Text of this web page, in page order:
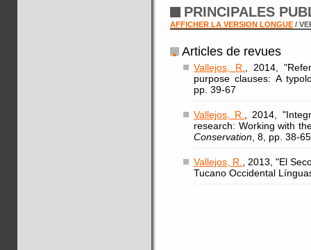
PRINCIPALES
AFFICHER LA VERSION LONGUE /
Articles de revues
Vallejos, R.
, 2014,
purpose clauses: A
pp. 39-67
Vallejos, R.
, 2014,
research: Working with
Conservation , 8, pp. 38-65
Vallejos, R.
, 2013, "El
Tucano Occidental